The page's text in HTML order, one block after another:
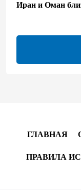
Иран и Оман
17:46
Телефонный
Хикмет Гаджиев
годовщиной
15:14
В минобороны
ГЛАВНАЯ
ПРАВИЛА